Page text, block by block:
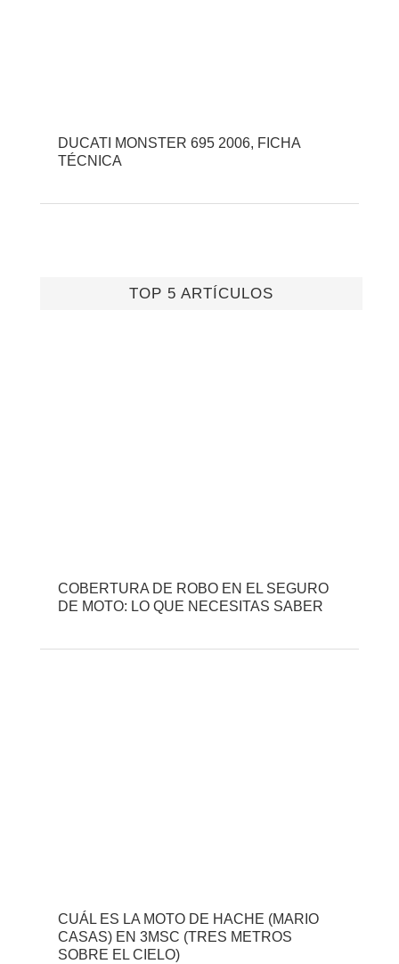
DUCATI MONSTER 695 2006, FICHA
TÉCNICA
TOP 5 ARTÍCULOS
COBERTURA DE ROBO EN EL SEGURO
DE MOTO: LO QUE NECESITAS SABER
CUÁL ES LA MOTO DE HACHE (MARIO
CASAS) EN 3MSC (TRES METROS
SOBRE EL CIELO)